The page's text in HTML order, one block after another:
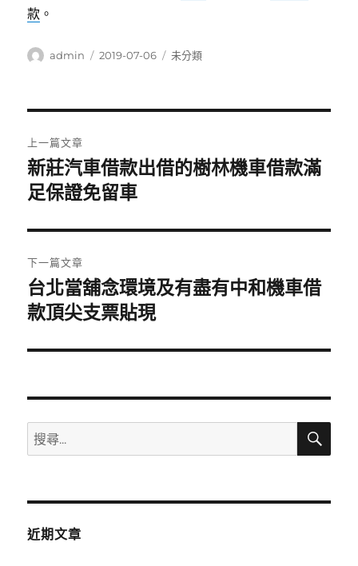
款 。
作
admin
發
2019-07-06
分
未分類
章
導
覽
上一篇文章
上
一
文
章:
新莊汽車借款出借的樹林機車借款滿
足保證免留車
下一篇文章
下
一
文
台北當舖念環境及有盡有中和機車借
款頂尖支票貼現
搜
尋
鍵
搜
近期文章